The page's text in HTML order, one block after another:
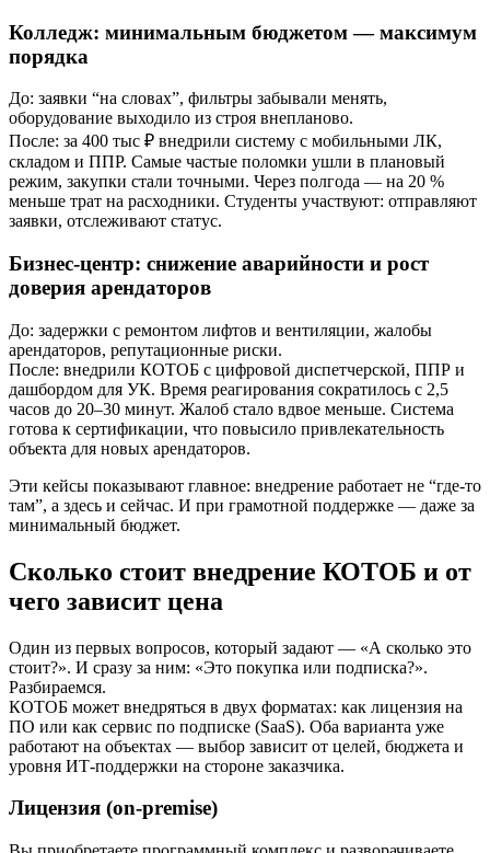
Колледж: минимальным бюджетом — максимум
порядка
До: заявки “на словах”, фильтры забывали менять,
оборудование выходило из строя внепланово.
После: за 400 тыс ₽ внедрили систему с мобильными ЛК,
складом и ППР. Самые частые поломки ушли в плановый
режим, закупки стали точными. Через полгода — на 20 %
меньше трат на расходники. Студенты участвуют: отправляют
заявки, отслеживают статус.
Бизнес-центр: снижение аварийности и рост
доверия арендаторов
До: задержки с ремонтом лифтов и вентиляции, жалобы
арендаторов, репутационные риски.
После: внедрили КОТОБ с цифровой диспетчерской, ППР и
дашбордом для УК. Время реагирования сократилось с 2,5
часов до 20–30 минут. Жалоб стало вдвое меньше. Система
готова к сертификации, что повысило привлекательность
объекта для новых арендаторов.
Эти кейсы показывают главное: внедрение работает не “где-то
там”, а здесь и сейчас. И при грамотной поддержке — даже за
минимальный бюджет.
Сколько стоит внедрение КОТОБ и от
чего зависит цена
Один из первых вопросов, который задают — «А сколько это
стоит?». И сразу за ним: «Это покупка или подписка?».
Разбираемся.
КОТОБ может внедряться в двух форматах: как лицензия на
ПО или как сервис по подписке (SaaS). Оба варианта уже
работают на объектах — выбор зависит от целей, бюджета и
уровня ИТ-поддержки на стороне заказчика.
Лицензия (on-premise)